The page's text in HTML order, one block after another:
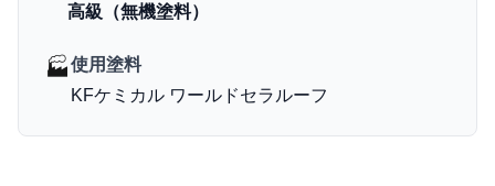
高級（無機塗料）
🏭使用塗料
KFケミカル ワールドセラルーフ